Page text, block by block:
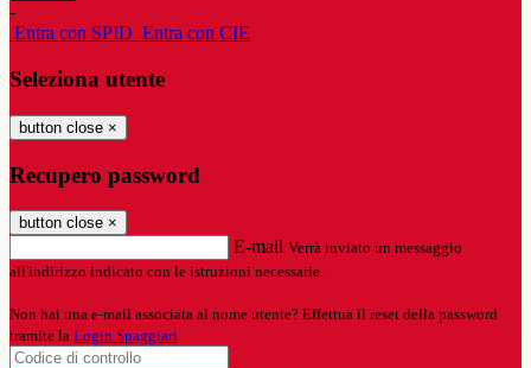
-
Entra con SPID Entra con CIE
Seleziona utente
button close ×
Recupero password
button close ×
E-mail Verrà inviato un messaggio
all'indirizzo indicato con le istruzioni necessarie.
Non hai una e-mail associata al nome utente? Effettua il reset della password
tramite la Login Spaggiari